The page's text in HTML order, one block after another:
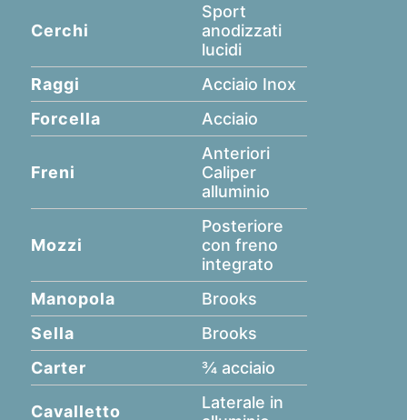
Cerchi
Sport
anodizzati
lucidi
Raggi
Acciaio Inox
Forcella
Acciaio
Freni
Anteriori
Caliper
alluminio
Mozzi
Posteriore
con freno
integrato
Manopola
Brooks
Sella
Brooks
Carter
¾ acciaio
Cavalletto
Laterale in